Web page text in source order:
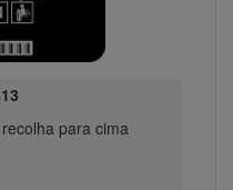
para cima